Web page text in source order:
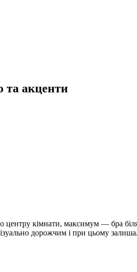
та акценти
центру кімнати, максимум — бра
дорожчим і при цьому